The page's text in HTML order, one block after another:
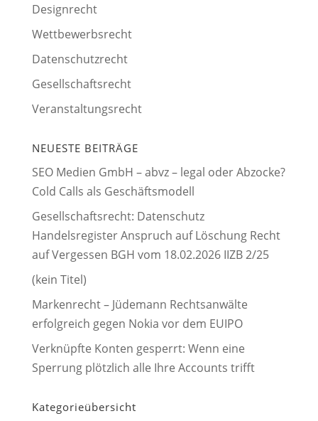
Designrecht
Wettbewerbsrecht
Datenschutzrecht
Gesellschaftsrecht
Veranstaltungsrecht
NEUESTE BEITRÄGE
SEO Medien GmbH – abvz – legal oder Abzocke?
Cold Calls als Geschäftsmodell
Gesellschaftsrecht: Datenschutz
Handelsregister Anspruch auf Löschung Recht
auf Vergessen BGH vom 18.02.2026 IIZB 2/25
(kein Titel)
Markenrecht – Jüdemann Rechtsanwälte
erfolgreich gegen Nokia vor dem EUIPO
Verknüpfte Konten gesperrt: Wenn eine
Sperrung plötzlich alle Ihre Accounts trifft
Kategorieübersicht